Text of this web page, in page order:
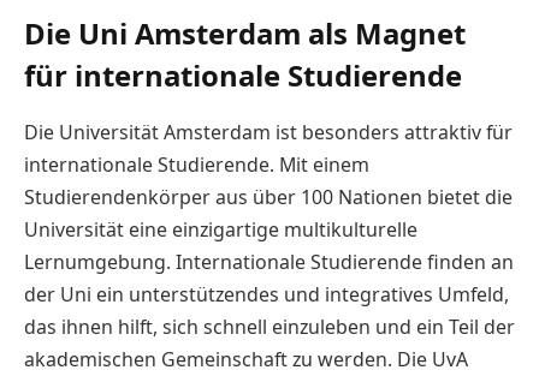
Die Uni Amsterdam als Magnet
für internationale Studierende
Die Universität Amsterdam ist besonders attraktiv für
internationale Studierende. Mit einem
Studierendenkörper aus über 100 Nationen bietet die
Universität eine einzigartige multikulturelle
Lernumgebung. Internationale Studierende finden an
der Uni ein unterstützendes und integratives Umfeld,
das ihnen hilft, sich schnell einzuleben und ein Teil der
akademischen Gemeinschaft zu werden. Die UvA